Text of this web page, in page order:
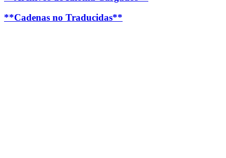
**Cadenas no Traducidas**